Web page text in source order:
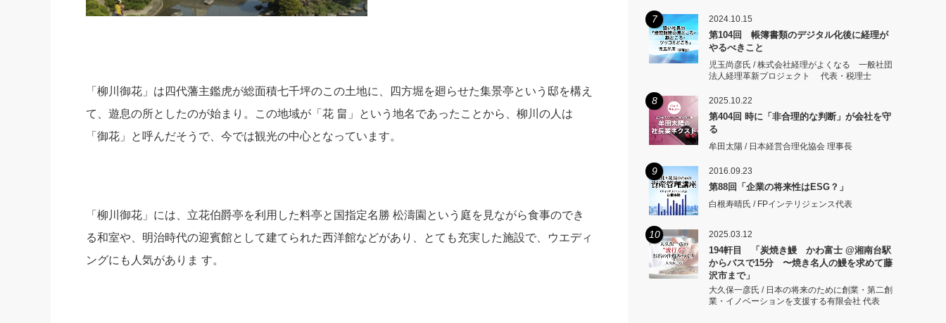
「柳川御花」は四代藩主鑑虎が総面積七千坪のこの土地に、四方堀を廻らせた集景亭という邸を構え
て、遊息の所としたのが始まり。この地域が「花 畠」という地名であったことから、柳川の人は
「御花」と呼んだそうで、今では観光の中心となっています。
「柳川御花」には、立花伯爵亭を利用した料亭と国指定名勝 松濤園という庭を見ながら食事のでき
る和室や、明治時代の迎賓館として建てられた西洋館などがあり、とても充実した施設で、ウエディ
ングにも人気がありま す。
7 2024.10.15
第104回 帳簿書類のデジタル化後に経理が
やるべきこと
児玉尚彦氏 / 株式会社経理がよくなる 一般社団
法人経理革新プロジェクト 代表・税理士
8 2025.10.22
第404回 時に「非合理的な判断」が会社を守
る
牟田太陽 / 日本経営合理化協会 理事長
9 2016.09.23
第88回「企業の将来性はESG？」
白根寿晴氏 / FPインテリジェンス代表
10 2025.03.12
194軒目 「炭焼き鰻 かわ富士 @湘南台駅
からバスで15分 〜焼き名人の鰻を求めて藤
沢市まで」
大久保一彦氏 / 日本の将来のために創業・第二創
業・イノベーションを支援する有限会社 代表